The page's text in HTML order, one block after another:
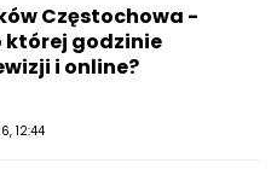
Częstochowa -
której godzinie
i online?
12:44